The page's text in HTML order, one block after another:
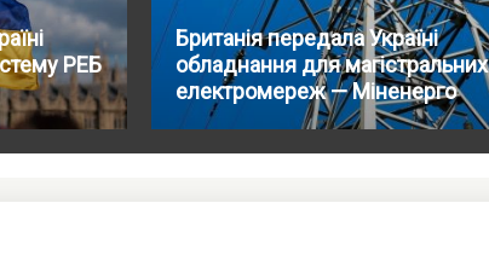
РЕБ
Британія передала Україні
обладнання для магістральних
електромереж — Міненерго